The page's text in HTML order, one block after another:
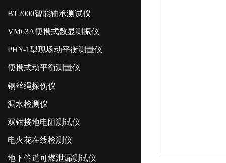
BT2000智能轴承测试仪
VM63A便携式数显测振仪
PHY-1型现场动平衡测量仪
便携式动平衡测量仪
钢丝绳探伤仪
漏水检测仪
双钳接地电阻测试仪
电火花在线检测仪
地下管道可燃泄漏测试仪